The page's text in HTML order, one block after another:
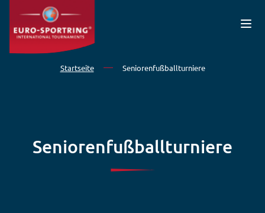
Direkt zum Inhalt
Startseite Seniorenfußballturniere
Seniorenfußballturniere